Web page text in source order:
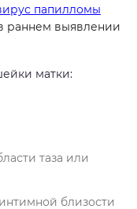
папилломы
раннем выявлении
матки:
таза или
близости